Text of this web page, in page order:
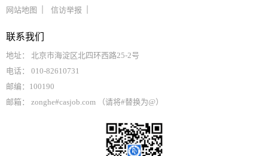
网站地图
信访举报
联系我们
地址： 北京市海淀区北四环西路25-2号
电话： 010-82610731
邮编：100190
邮箱： zonghe#casjob.com （请将#替换为@）